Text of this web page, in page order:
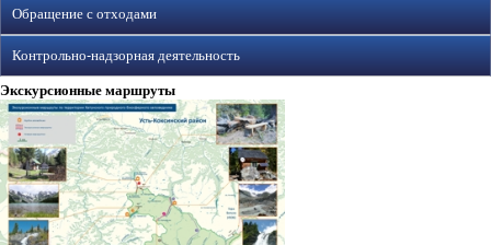
Обращение с отходами
Контрольно-надзорная деятельность
Экскурсионные маршруты